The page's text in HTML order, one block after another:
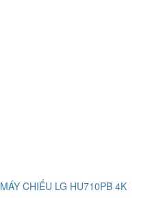
MÁY CHIẾU LG HU710PB 4K